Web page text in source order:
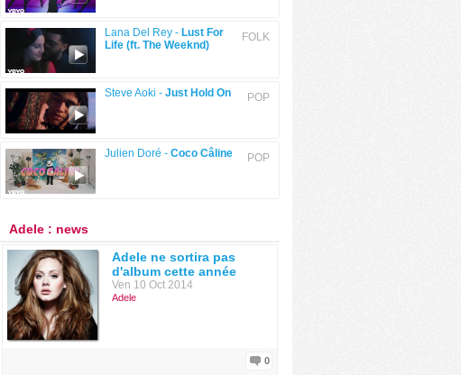
FOLK
Lana Del Rey - Lust For
Life (ft. The Weeknd)
POP
Steve Aoki - Just Hold On
POP
Julien Doré - Coco Câline
Adele : news
Adele ne sortira pas
d'album cette année
Ven 10 Oct 2014
Adele
0